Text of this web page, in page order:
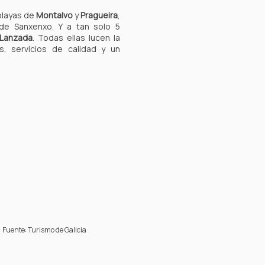
de MontalvoyPragueira,
Sanxenxo. Y a tan solo 5
. Todas ellas lucen la
servicios de calidad y un
Fuente: Turismo de Galicia